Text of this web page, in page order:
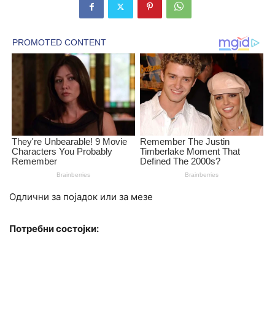
Одлични за појадок или за мезе
Потребни состојки: